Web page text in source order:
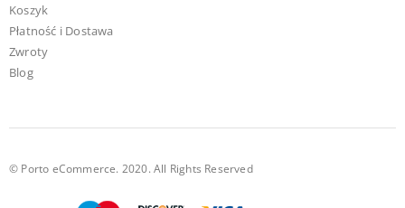
Koszyk
Płatność i Dostawa
Zwroty
Blog
© Porto eCommerce. 2020. All Rights Reserved